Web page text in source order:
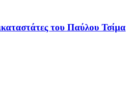
του Παύλου Τσίμα